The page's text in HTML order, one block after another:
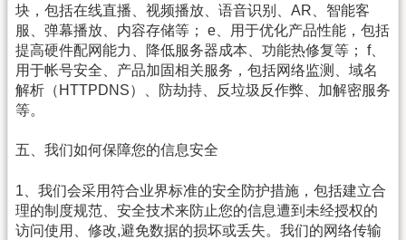
块，包括在线直播、视频播放、语音识别、AR、智能客
服、弹幕播放、内容存储等； e、用于优化产品性能，包括
提高硬件配网能力、降低服务器成本、功能热修复等； f、
用于帐号安全、产品加固相关服务，包括网络监测、域名
解析（HTTPDNS）、防劫持、反垃圾反作弊、加解密服务
等。
五、我们如何保障您的信息安全
1、我们会采用符合业界标准的安全防护措施，包括建立合
理的制度规范、安全技术来防止您的信息遭到未经授权的
访问使用、修改,避免数据的损坏或丢失。我们的网络传输